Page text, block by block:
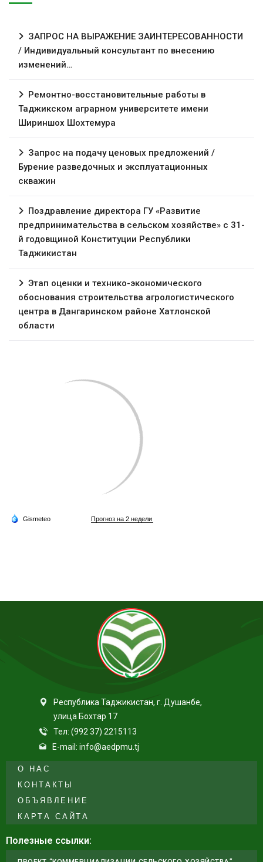
ЗАПРОС НА ВЫРАЖЕНИЕ ЗАИНТЕРЕСОВАННОСТИ
/ Индивидуальный консультант по внесению
изменений…
Ремонтно-восстановительные работы в
Таджикском аграрном университете имени
Шириншох Шохтемура
Запрос на подачу ценовых предложений /
Бурение разведочных и эксплуатационных
скважин
Поздравление директора ГУ «Развитие
предпринимательства в сельском хозяйстве» с 31-
й годовщиной Конституции Республики
Таджикистан
Этап оценки и технико-экономического
обоснования строительства агрологистического
центра в Дангаринском районе Хатлонской
области
Республика Таджикистан, г. Душанбе,
улица Бохтар 17
Тел: (992 37) 2215113
E-mail: info@aedpmu.tj
О НАС
КОНТАКТЫ
ОБЪЯВЛЕНИЕ
КАРТА САЙТА
Полезные ссылки: